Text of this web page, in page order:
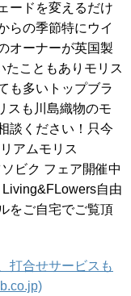
ードを変えるだけ
らの季節特にウイ
オーナーが英国製
たこともありモリス
も多いトップブラ
スも川島織物のモ
談ください！只今
アムモリス
ビク フェア開催中
自由
をご自宅でご覧頂
打合せサービスも